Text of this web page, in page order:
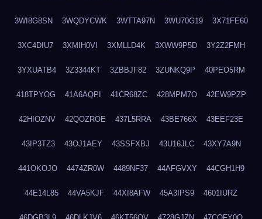
3WI8G8SN 3WQDYCWK 3WTTA97N 3WU70G19 3X71FE60
3XC4DIU7 3XMIH0VI 3XMLLD4K 3XWW9P5D 3Y2Z2FMH
3YXUATB4 3Z3344KT 3ZBBJF82 3ZUNKQ9P 40PEO5RM
418TPYOG 41A6AQPI 41CR68ZC 428MPM7O 42EW9PZP
42HIOZNV 42QOZROE 437L5RRA 43BE766X 43EEF23E
43IP3TZ3 43OJ1AEY 43SSFXBJ 43U16JLC 43XY7A9N
441OKOJO 4474ZR0W 4489NF37 44AFGVXY 44CGH1H9
44E14L85 44VA5KJF 44XI8AFW 45A3IPS9 4601IURZ